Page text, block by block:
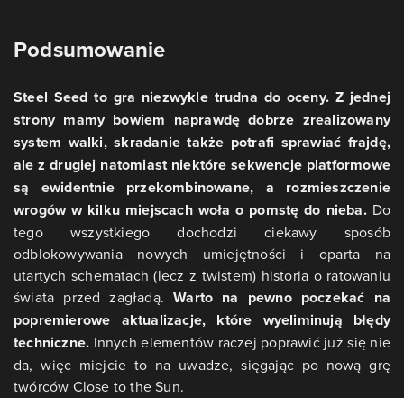
Podsumowanie
Steel Seed to gra niezwykle trudna do oceny. Z jednej
strony mamy bowiem naprawdę dobrze zrealizowany
system walki, skradanie także potrafi sprawiać frajdę,
ale z drugiej natomiast niektóre sekwencje platformowe
są ewidentnie przekombinowane, a rozmieszczenie
wrogów w kilku miejscach woła o pomstę do nieba. Do
tego wszystkiego dochodzi ciekawy sposób
odblokowywania nowych umiejętności i oparta na
utartych schematach (lecz z twistem) historia o ratowaniu
świata przed zagładą.Warto na pewno poczekać na
popremierowe aktualizacje, które wyeliminują błędy
techniczne. Innych elementów raczej poprawić już się nie
da, więc miejcie to na uwadze, sięgając po nową grę
twórców Close to the Sun.